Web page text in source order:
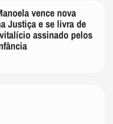
vence nova
Justiça e se livra de
assinado pelos